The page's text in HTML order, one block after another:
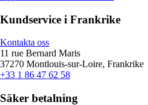
Kundservice i Frankrike
Kontakta oss
11 rue Bernard Maris
37270 Montlouis-sur-Loire, Frankrike
+33 1 86 47 62 58
Säker betalning